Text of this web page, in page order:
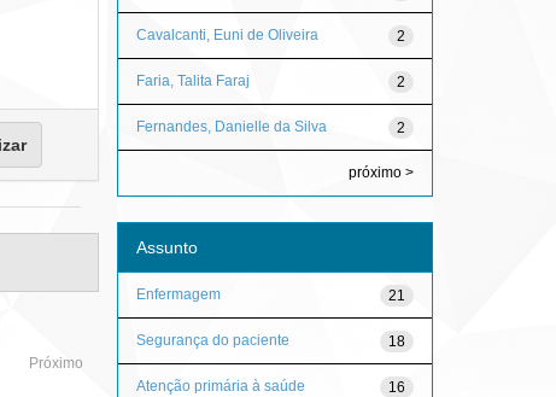
Próximo
2
Cavalcanti, Euni de Oliveira
2
Faria, Talita Faraj
2
Fernandes, Danielle da Silva
próximo >
Assunto
21
Enfermagem
18
Segurança do paciente
16
Atenção primária à saúde